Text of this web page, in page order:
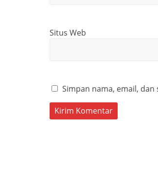
Situs Web
Simpan nama, email,